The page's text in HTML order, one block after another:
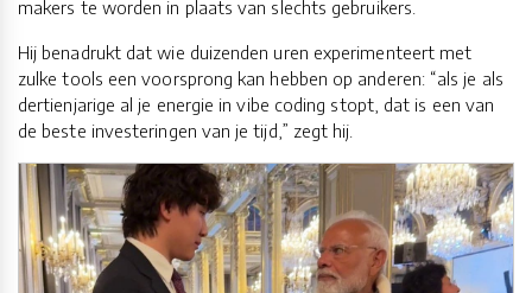
makers te worden in plaats van slechts gebruikers.
Hij benadrukt dat wie duizenden uren experimenteert met
zulke tools een voorsprong kan hebben op anderen: “als je als
dertienjarige al je energie in vibe coding stopt, dat is een van
de beste investeringen van je tijd,” zegt hij.